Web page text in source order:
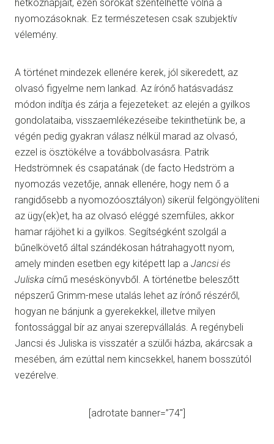
hétköznapjait, ezen sorokat szentelhette volna a
nyomozásoknak. Ez természetesen csak szubjektív
vélemény.
A történet mindezek ellenére kerek, jól sikeredett, az
olvasó figyelme nem lankad. Az írónő hatásvadász
módon indítja és zárja a fejezeteket: az elején a gyilkos
gondolataiba, visszaemlékezéseibe tekinthetünk be, a
végén pedig gyakran válasz nélkül marad az olvasó,
ezzel is ösztökélve a továbbolvasásra. Patrik
Hedströmnek és csapatának (de facto Hedström a
nyomozás vezetője, annak ellenére, hogy nem ő a
rangidősebb a nyomozóosztályon) sikerül felgöngyölíteni
az ügy(ek)et, ha az olvasó eléggé szemfüles, akkor
hamar rájöhet ki a gyilkos. Segítségként szolgál a
bűnelkövető által szándékosan hátrahagyott nyom,
amely minden esetben egy kitépett lap a Jancsi és
Juliska című meséskönyvből. A történetbe beleszőtt
népszerű Grimm-mese utalás lehet az írónő részéről,
hogyan ne bánjunk a gyerekekkel, illetve milyen
fontossággal bír az anyai szerepvállalás. A regénybeli
Jancsi és Juliska is visszatér a szülői házba, akárcsak a
mesében, ám ezúttal nem kincsekkel, hanem bosszútól
vezérelve.
[adrotate banner=”74″]